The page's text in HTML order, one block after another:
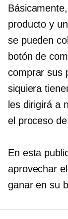
producto y
se pueden
botón de
comprar sus
siquiera
les dirigirá a
el proceso
En esta
aprovechar
ganar en su